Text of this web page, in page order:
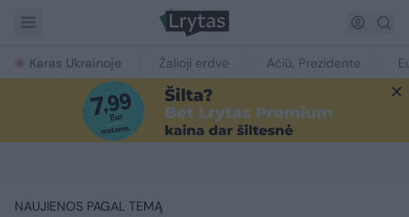
Karas Ukrainoje Žalioji erdvė Ačiū, Prezidente
NAUJIENOS PAGAL TEMĄ